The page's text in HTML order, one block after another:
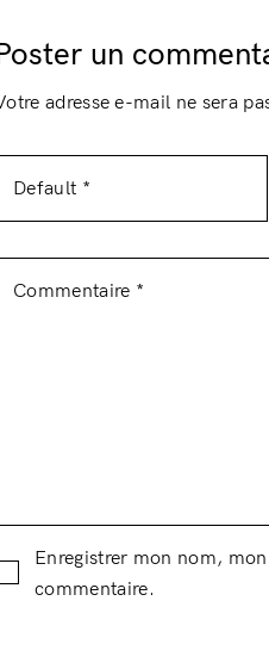
un
adresse e-mail ne sera
Enregistrer mon nom,
commentaire.